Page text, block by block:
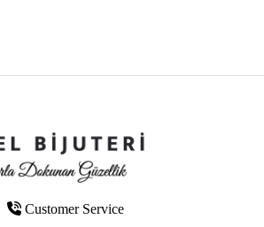
Customer Service